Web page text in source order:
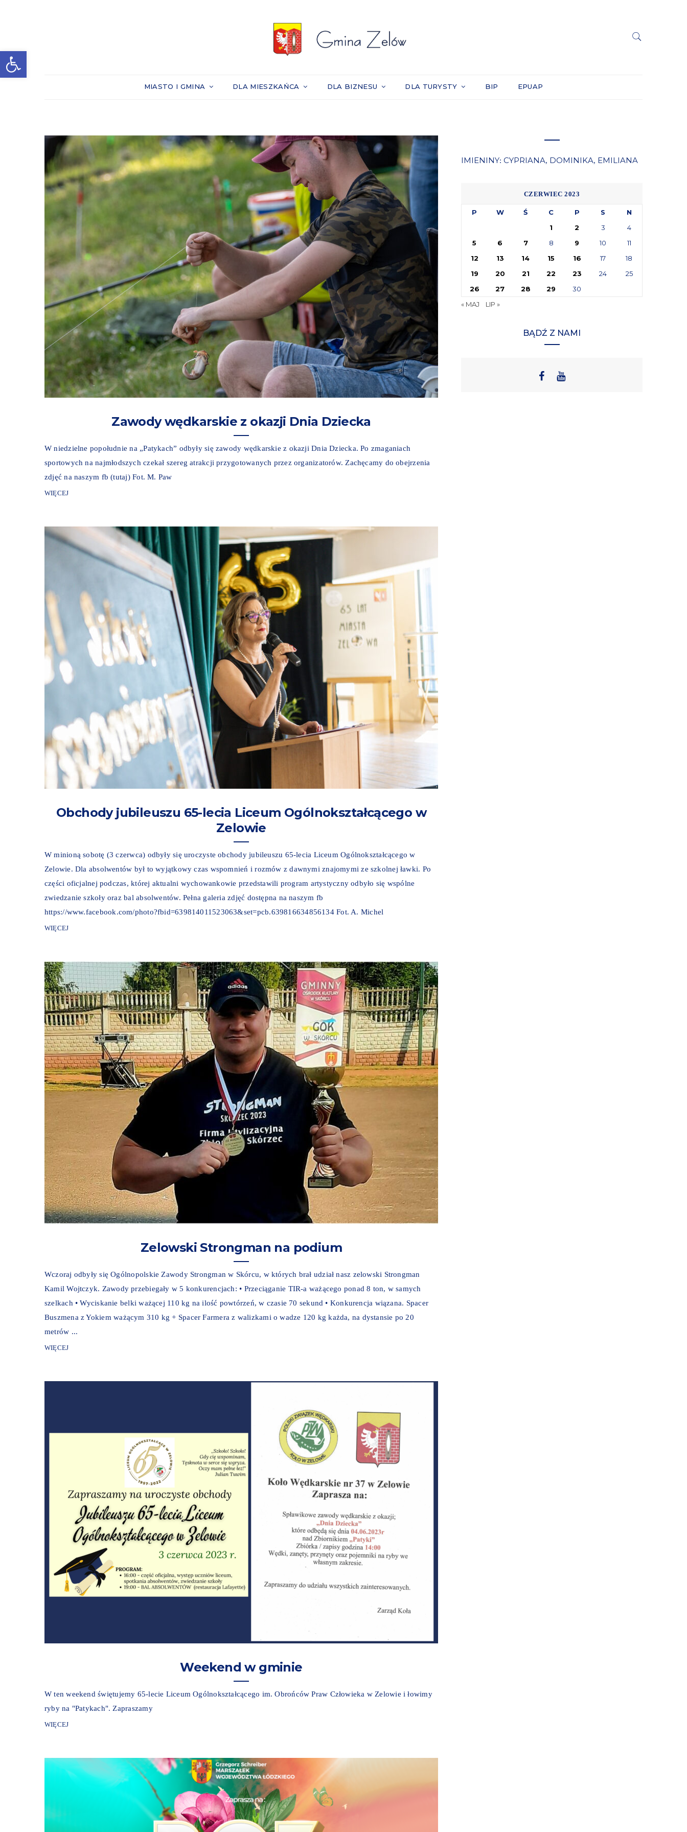
Otwórz pasek narzędzi
MIASTO I GMINA DLA MIESZKAŃCA DLA BIZNESU DLA TURYSTY BIP EPUAP
Zawody wędkarskie z okazji Dnia Dziecka
W niedzielne popołudnie na „Patykach” odbyły się zawody wędkarskie z okazji Dnia Dziecka. Po zmaganiach
sportowych na najmłodszych czekał szereg atrakcji przygotowanych przez organizatorów. Zachęcamy do obejrzenia
zdjęć na naszym fb (tutaj) Fot. M. Paw
WIĘCEJ
Obchody jubileuszu 65-lecia Liceum Ogólnokształcącego w
Zelowie
W minioną sobotę (3 czerwca) odbyły się uroczyste obchody jubileuszu 65-lecia Liceum Ogólnokształcącego w
Zelowie. Dla absolwentów był to wyjątkowy czas wspomnień i rozmów z dawnymi znajomymi ze szkolnej ławki. Po
części oficjalnej podczas, której aktualni wychowankowie przedstawili program artystyczny odbyło się wspólne
zwiedzanie szkoły oraz bal absolwentów. Pełna galeria zdjęć dostępna na naszym fb
https://www.facebook.com/photo?fbid=639814011523063&set=pcb.639816634856134 Fot. A. Michel
WIĘCEJ
Zelowski Strongman na podium
Wczoraj odbyły się Ogólnopolskie Zawody Strongman w Skórcu, w których brał udział nasz zelowski Strongman
Kamil Wojtczyk. Zawody przebiegały w 5 konkurencjach: • Przeciąganie TIR-a ważącego ponad 8 ton, w samych
szelkach • Wyciskanie belki ważącej 110 kg na ilość powtórzeń, w czasie 70 sekund • Konkurencja wiązana. Spacer
Buszmena z Yokiem ważącym 310 kg + Spacer Farmera z walizkami o wadze 120 kg każda, na dystansie po 20
metrów ...
WIĘCEJ
Weekend w gminie
W ten weekend świętujemy 65-lecie Liceum Ogólnokształcącego im. Obrońców Praw Człowieka w Zelowie i łowimy
ryby na "Patykach". Zapraszamy
WIĘCEJ
IMIENINY: CYPRIANA, DOMINIKA, EMILIANA
CZERWIEC 2023
P W Ś C P S
N
1
2 3
4
5
6 7 8 9 10
11
12
13 14 15 16 17
18
19
20 21 22 23 24
25
26
27 28 29
30
« MAJ
LIP »
BĄDŹ Z NAMI